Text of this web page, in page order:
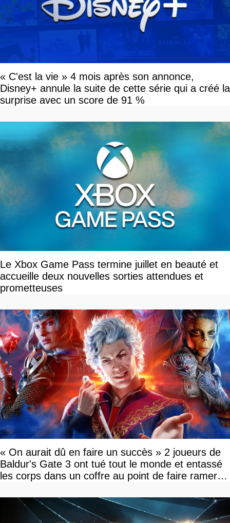
« C'est la vie » 4 mois après son annonce,
Disney+ annule la suite de cette série qui a créé la
surprise avec un score de 91 %
Le Xbox Game Pass termine juillet en beauté et
accueille deux nouvelles sorties attendues et
prometteuses
« On aurait dû en faire un succès » 2 joueurs de
Baldur's Gate 3 ont tué tout le monde et entassé
les corps dans un coffre au point de faire ramer le